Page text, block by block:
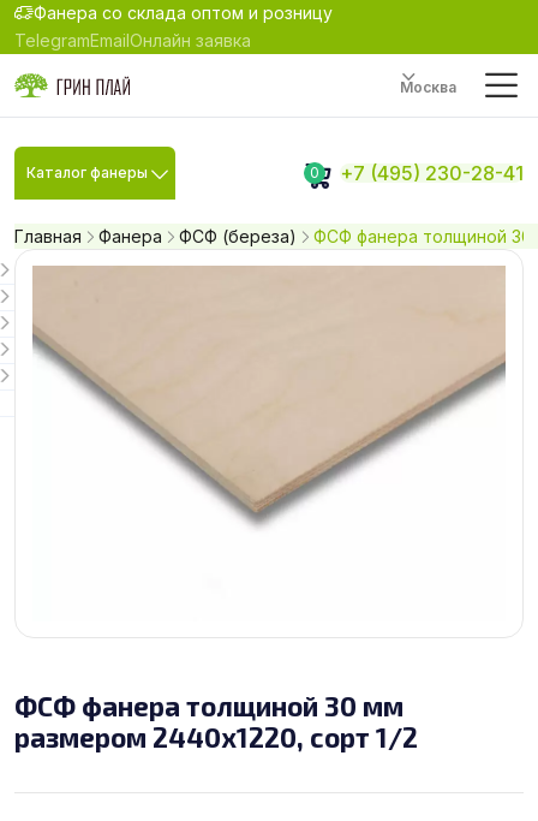
Фанера со склада оптом и розницу
TelegramEmailОнлайн заявка
Москва
Каталог фанеры 0 +7 (495) 230-28-41
Главная Фанера ФСФ (береза) ФСФ фанера толщиной 30
ФСФ фанера толщиной 30 мм
размером 2440х1220, сорт 1/2